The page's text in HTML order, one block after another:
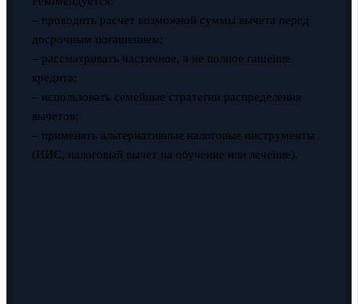
– проводить расчет возможной суммы вычета перед
досрочным погашением;
– рассматривать частичное, а не полное гашение
кредита;
– использовать семейные стратегии распределения
вычетов;
– применять альтернативные налоговые инструменты
(ИИС, налоговый вычет на обучение или лечение).